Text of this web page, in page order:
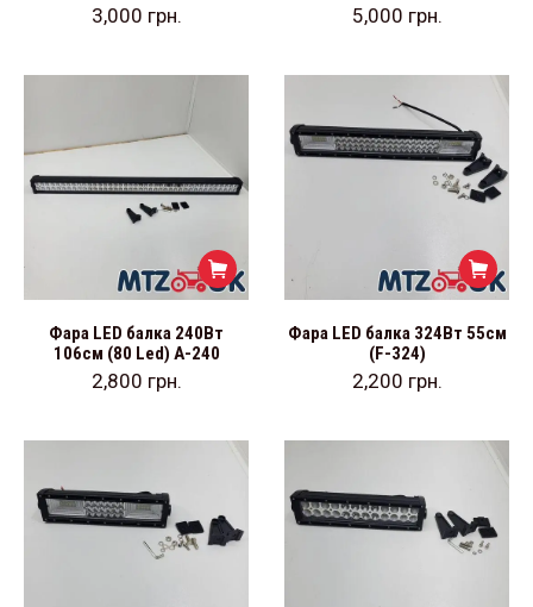
3,000 грн. 5,000 грн.
Фара LED балка 240Вт
106см (80 Led) А-240
2,800 грн.
Фара LED балка 324Вт 55см
(F-324)
2,200 грн.